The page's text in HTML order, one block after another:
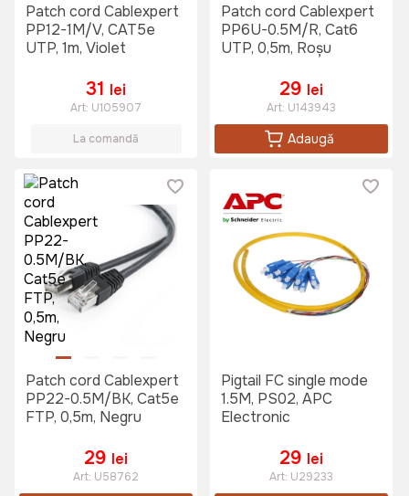
Patch cord Cablexpert
PP12-1M/V, CAT5e
UTP, 1m, Violet
31 lei
Art: U105907
La comandă
Patch cord Cablexpert
PP6U-0.5M/R, Cat6
UTP, 0,5m, Roșu
29 lei
Art: U143943
Adaugă
Patch cord Cablexpert
PP22-0.5M/BK, Cat5e
FTP, 0,5m, Negru
29 lei
Art: U58762
Pigtail FC single mode
1.5M, PS02, APC
Electronic
29 lei
Art: U29233